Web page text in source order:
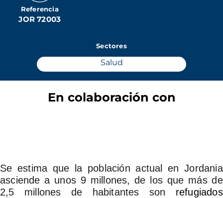
Referencia
JOR 72003
Sectores
Salud
En colaboración con
Se estima que la población actual en Jordania
asciende a unos 9 millones, de los que más de
2,5 millones de habitantes son refugiados